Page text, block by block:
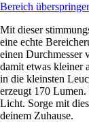
Bereich
Mit dieser
eine echte
einen Durchmesser
damit etwas kleiner
in die kleinsten
erzeugt 170
Licht. Sorge mit
deinem Zuhause.